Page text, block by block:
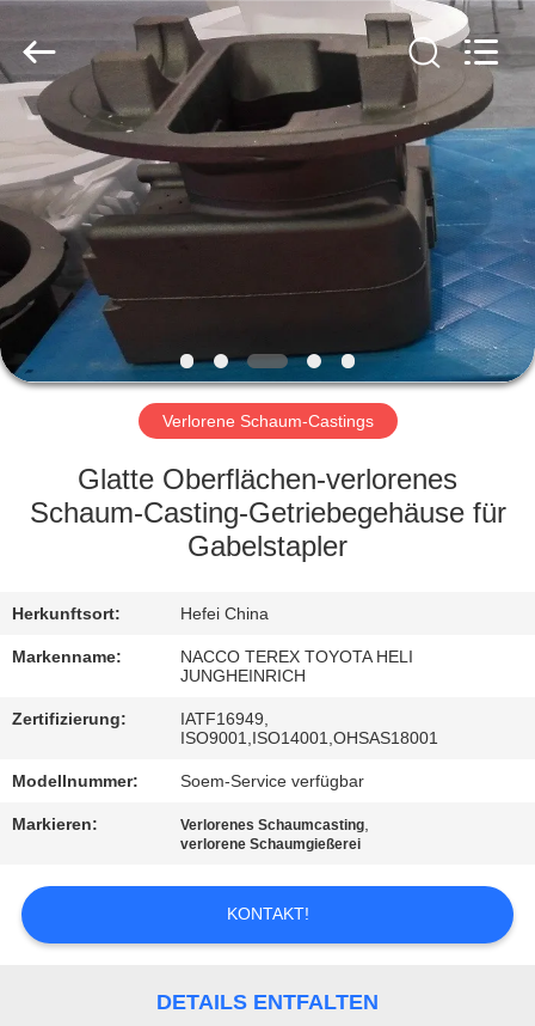
HAUS
PRODUKTE
ÜBER
UNS
FABRIK-
AUSFLUG
QUALITÄTSKONTROLLE
SIE
MIT
VERBINDUNG
NACHRICHTEN
FORDERN
Factory.
Rights
Reserved.
Developed
Verlorene Schaum-Castings
Glatte Oberflächen-verlorenes
Schaum-Casting-Getriebegehäuse für
Gabelstapler
Herkunftsort: Hefei China
Markenname:
NACCO TEREX TOYOTA HELI
JUNGHEINRICH
Zertifizierung:
IATF16949,
ISO9001,ISO14001,OHSAS18001
Modellnummer: Soem-Service verfügbar
Markieren: Verlorenes Schaumcasting,
verlorene Schaumgießerei
KONTAKT!
DETAILS ENTFALTEN